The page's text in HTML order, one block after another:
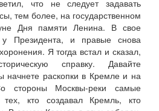
что не следует задавать
тем более, на государственном
Дня памяти Ленина. В свое
Президента, и правые снова
Я тогда встал и сказал,
справку. Давайте
начнете раскопки в Кремле и на
стороны Москвы-реки самые
тех, кто создавал Кремль, кто